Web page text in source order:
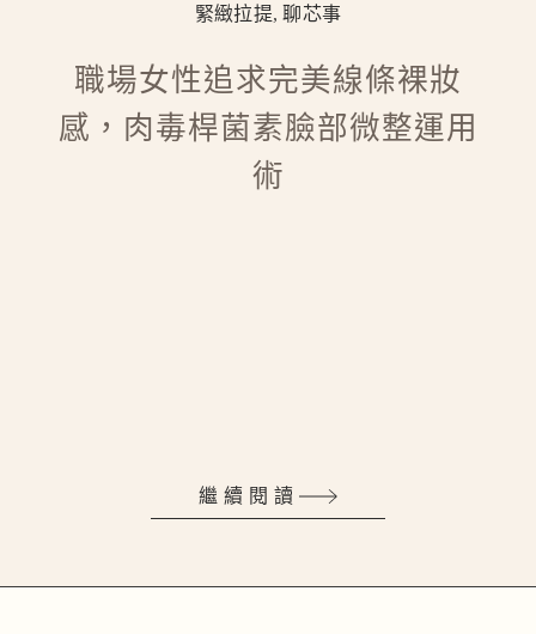
緊緻拉提,聊芯事
職場女性追求完美線條裸妝
感，肉毒桿菌素臉部微整運用
術
繼續閱讀